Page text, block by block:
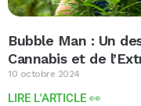
Bubble Man : Un
Cannabis et de
10 octobre 2024
LIRE L'ARTICLE 👀